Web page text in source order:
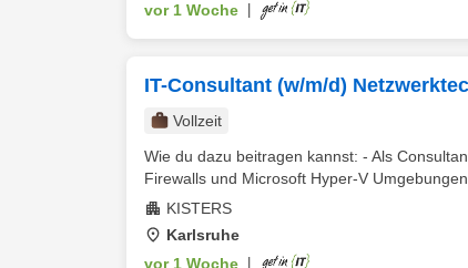
vor 1 Woche
IT-Consultant (w/m/d)
Vollzeit
Wie du dazu beitragen kannst: - Als
Firewalls und Microsoft Hyper-V
KISTERS
Karlsruhe
vor 1 Woche